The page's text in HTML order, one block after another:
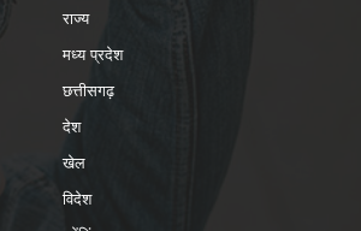
राज्य
मध्य प्रदेश
छत्तीसगढ़
देश
खेल
विदेश